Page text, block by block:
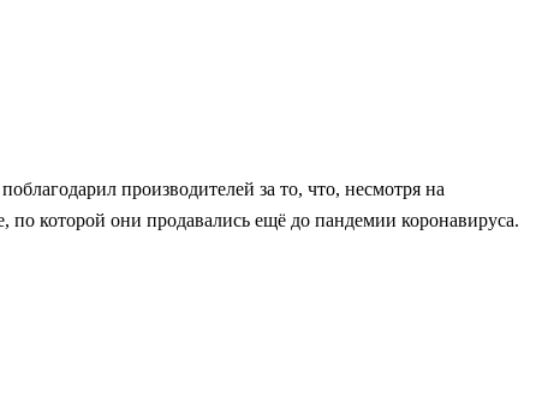
производителей за то, что, несмотря на
по которой они продавались ещё до пандемии коронавируса.